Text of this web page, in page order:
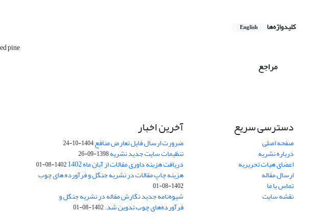
کلیدواژه‌ها English
pine
مراجع
دسترسی سریع
صفحه اصلی
درباره نشریه
اعضای هیات تحریریه
ارسال مقاله
تماس با ما
نقشه سایت
آخرین اخبار
ضرورت ارسال فایل تعارض منافع1404-10-24
تنظیمات سایت جدید نشریه1398-09-26
دریافت هزینه داوری مقالات از آبان ماه 1402 1402-08-01
هزینه چاپ مقالات در نشریه جنگل و فرآورده های چوب
1402-08-01
شیوه‌نامه جدید نگارش مقاله در نشریه جنگل و
فرآورده‌های چوب تدوین شد.1402-08-01